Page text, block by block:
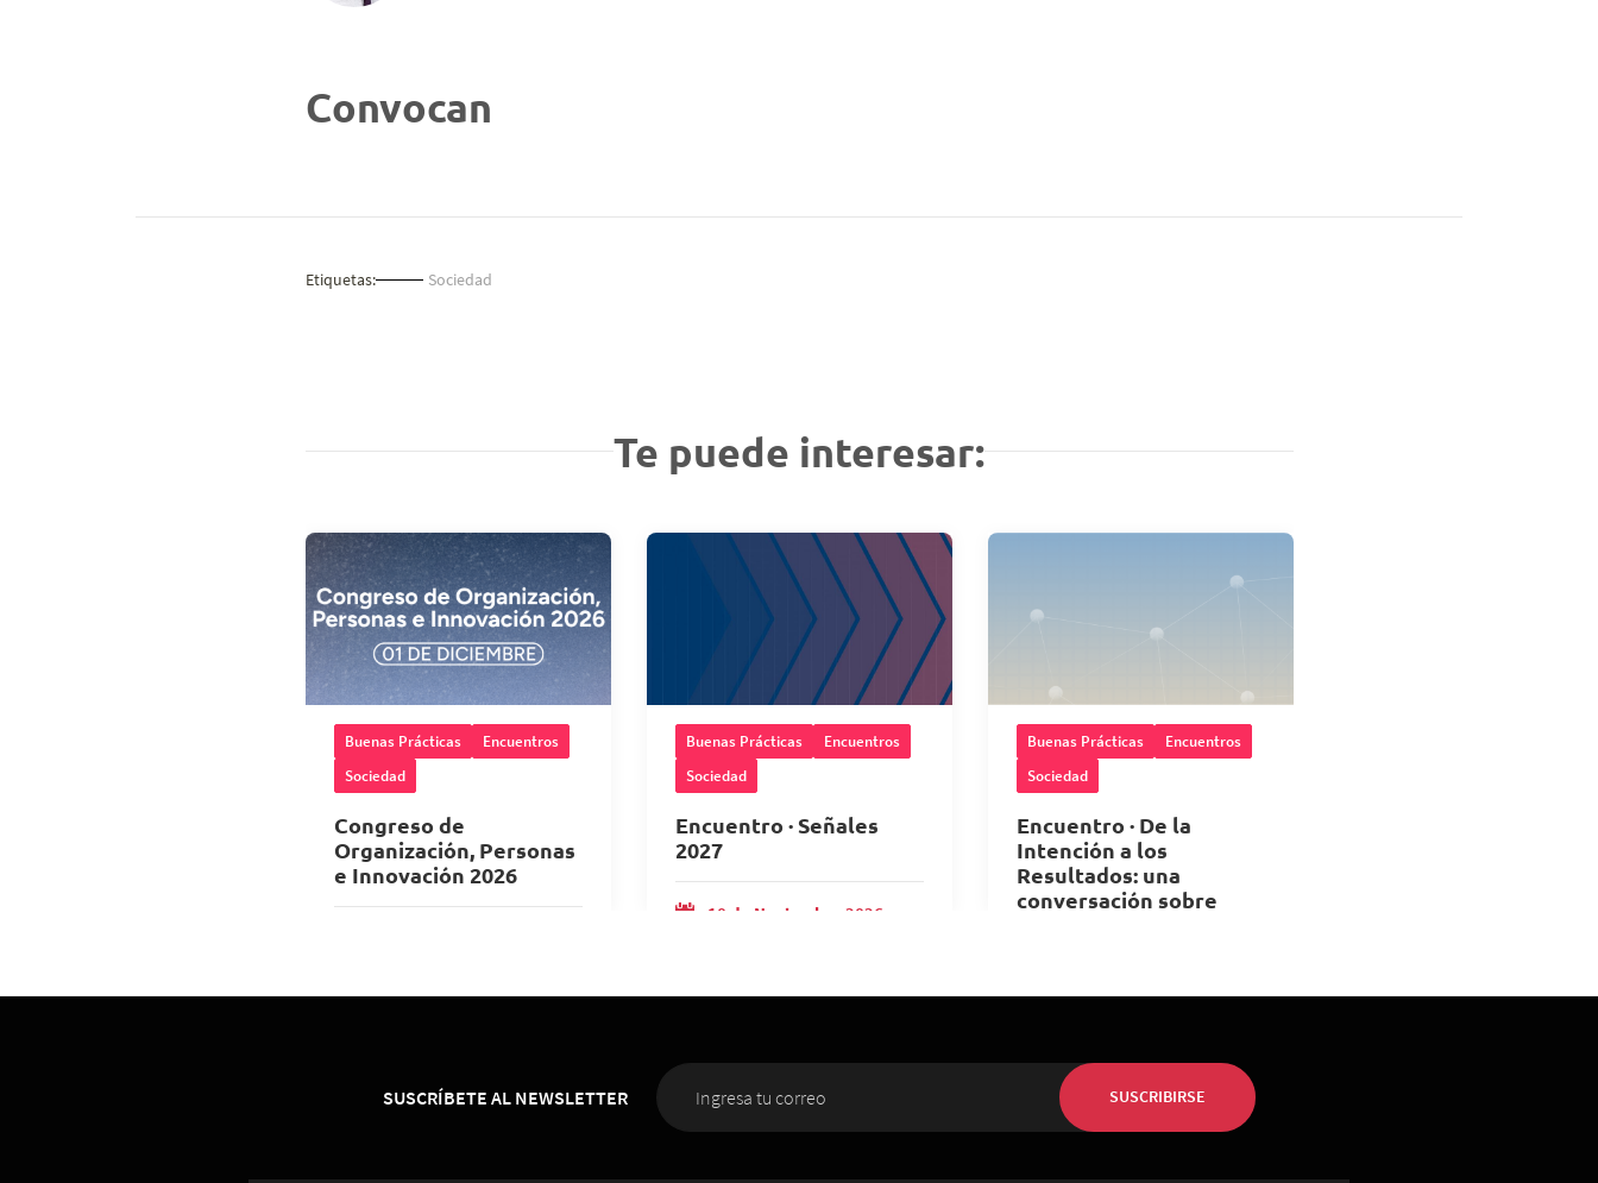
Convocan
Etiquetas: Sociedad
Te puede interesar:
Buenas Prácticas
Encuentros
Sociedad
Congreso de
Organización, Personas
e Innovación 2026
Espacio Riesco
Buenas Prácticas
Encuentros
Sociedad
Encuentro · Señales
2027
10 de Noviembre 2026
Buenas Prácticas
Encuentros
Sociedad
Encuentro · De la
Intención a los
Resultados: una
conversación sobre
SUSCRÍBETE AL NEWSLETTER SUSCRIBIRSE